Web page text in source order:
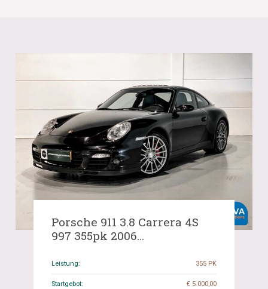
Porsche 911 3.8 Carrera 4S
997 355pk 2006
TB-NV.
Leistung: 355 PK
Startgebot: € 5 000,00